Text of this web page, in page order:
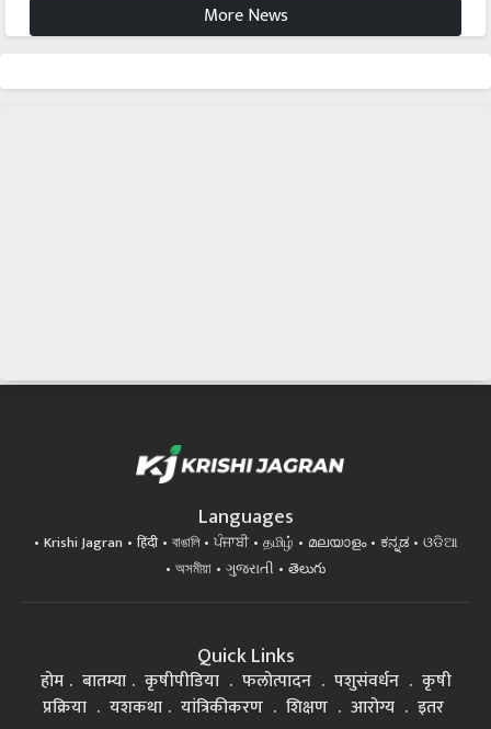
More News
Languages
Krishi Jagran हिंदी বাঙালি ਪੰਜਾਬੀ தமிழ் മലയാളം ಕನ್ನಡ
ଓଡିଆ
অসমীয়া
ગુજરાતી తెలుగు
Quick Links
होम बातम्या कृषीपीडिया फलोत्पादन पशुसंवर्धन
कृषी
प्रक्रिया
यशकथा यांत्रिकीकरण शिक्षण आरोग्य इतर